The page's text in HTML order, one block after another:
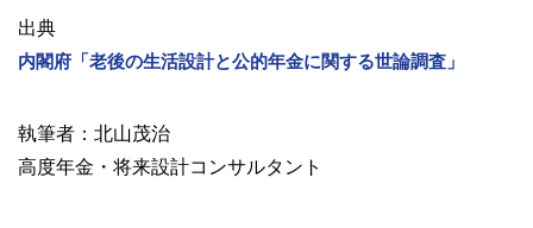
出典
内閣府「老後の生活設計と公的年金に関する世論調査」
執筆者：北山茂治
高度年金・将来設計コンサルタント